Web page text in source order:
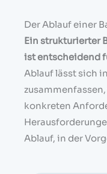
Der Ablauf einer
Ein strukturierter
ist entscheidend
Ablauf lässt sich
konkreten
Ablauf, in der